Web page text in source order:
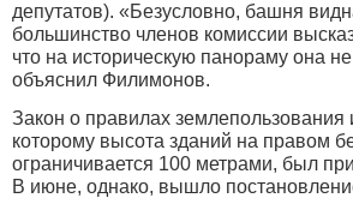
депутатов). «Безусловно, башня
большинство членов комиссии
что на историческую панораму она
объяснил Филимонов.
Закон о правилах землепользования
которому высота зданий на правом
ограничивается 100 метрами, был
В июне, однако, вышло